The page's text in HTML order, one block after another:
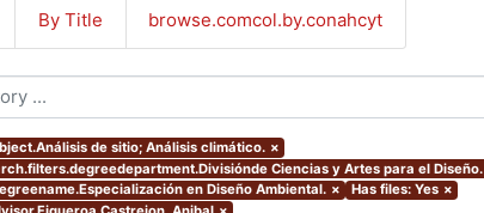
By Title browse.comcol.by.conahcyt
de sitio; Análisis climático. ×
Ciencias y Artes para el Diseño.
en Diseño Ambiental. × Has files: Yes ×